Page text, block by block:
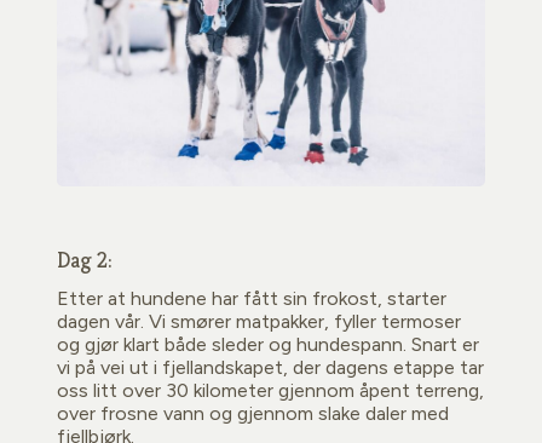
Dag 2:
Etter at hundene har fått sin frokost, starter
dagen vår. Vi smører matpakker, fyller termoser
og gjør klart både sleder og hundespann. Snart er
vi på vei ut i fjellandskapet, der dagens etappe tar
oss litt over 30 kilometer gjennom åpent terreng,
over frosne vann og gjennom slake daler med
fjellbjørk.